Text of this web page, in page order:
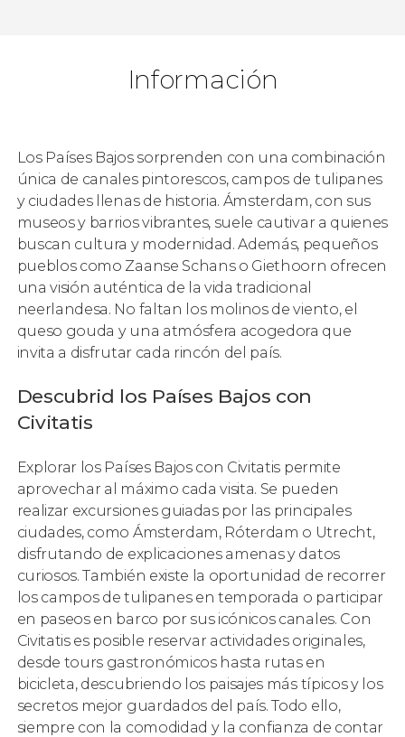
Información
Los Países Bajos sorprenden con una combinación
única de canales pintorescos, campos de tulipanes
y ciudades llenas de historia. Ámsterdam, con sus
museos y barrios vibrantes, suele cautivar a quienes
buscan cultura y modernidad. Además, pequeños
pueblos como Zaanse Schans o Giethoorn ofrecen
una visión auténtica de la vida tradicional
neerlandesa. No faltan los molinos de viento, el
queso gouda y una atmósfera acogedora que
invita a disfrutar cada rincón del país.
Descubrid los Países Bajos con
Civitatis
Explorar los Países Bajos con Civitatis permite
aprovechar al máximo cada visita. Se pueden
realizar excursiones guiadas por las principales
ciudades, como Ámsterdam, Róterdam o Utrecht,
disfrutando de explicaciones amenas y datos
curiosos. También existe la oportunidad de recorrer
los campos de tulipanes en temporada o participar
en paseos en barco por sus icónicos canales. Con
Civitatis es posible reservar actividades originales,
desde tours gastronómicos hasta rutas en
bicicleta, descubriendo los paisajes más típicos y los
secretos mejor guardados del país. Todo ello,
siempre con la comodidad y la confianza de contar